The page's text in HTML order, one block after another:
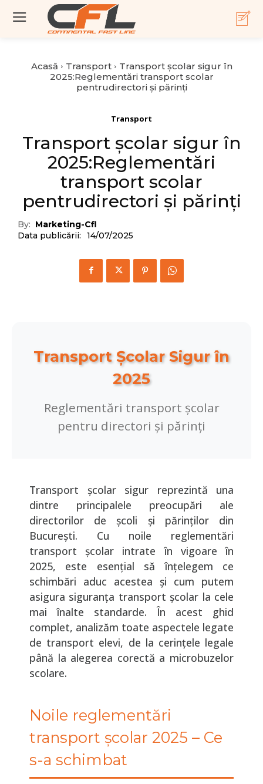
Acasă Transport
Transport școlar sigur în
2025:Reglementări transport scolar
pentrudirectori și părinți
Transport
Transport școlar sigur în
2025:Reglementări
transport scolar
pentrudirectori și părinți
By: Marketing-Cfl
Data publicării:
14/07/2025
Transport Școlar Sigur în
2025
Reglementări transport școlar
pentru directori și părinți
Transport școlar sigur reprezintă una
dintre principalele preocupări ale
directorilor de școli și părinților din
București. Cu noile reglementări
transport școlar intrate în vigoare în
2025, este esențial să înțelegem ce
schimbări aduc acestea și cum putem
asigura siguranța transport școlar la cele
mai înalte standarde. În acest ghid
complet, analizăm toate aspectele legate
de transport elevi, de la cerințele legale
până la alegerea corectă a microbuzelor
scolare.
Noile reglementări
transport școlar 2025 – Ce
s-a schimbat